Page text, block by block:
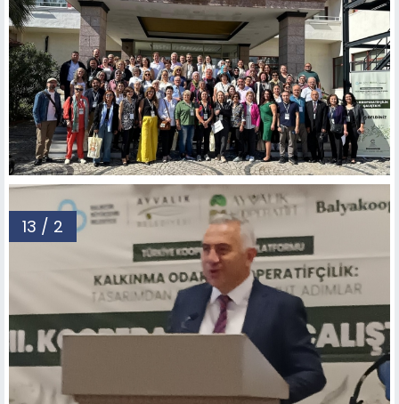
13 / 2